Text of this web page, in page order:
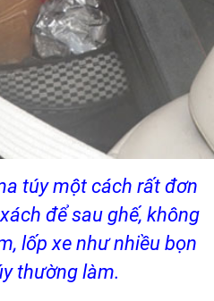
túy một cách rất đơn
để sau ghế, không
lốp xe như nhiều bọn
thường làm.